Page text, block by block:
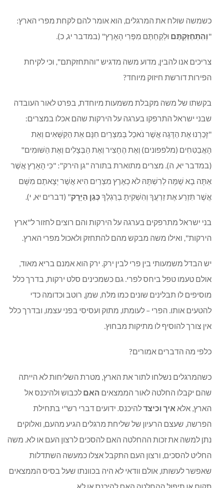
כשמשה שולח את המרגלים, הוא אומר להם לקחת מפרי הארץ:
"וְהִתְחַזַּקְתֶּם וּלְקַחְתֶּם מִפְּרִי הָאָרֶץ" (במדבר יג, כ).
צריכים אנו להבין, מדוע משה מדגיש "והתחזקתם", וכי לקיחת
הפירות דורשת חיזוק מיוחד?
בקשתו של משה מקבלת משמעות מיוחדת, בפרט לאור העובדה
שבני ישראל התרפקו בערגה על הירקות שהם אכלו במצרים:
"זָכַרְנוּ אֶת הַדָּגָה אֲשֶׁר נֹאכַל בְּמִצְרַיִם חִנָּם אֵת הַקִּשֻּׁאִים וְאֵת
הָאֲבַטִּחִים (מלפפונים) וְאֶת הֶחָצִיר וְאֶת הַבְּצָלִים וְאֶת הַשּׁוּמִים"
(במדבר יא, ה). מצרים מתוארת בתורה "גן הירק": "כִּי הָאָרֶץ אֲשֶׁר
אַתָּה בָא שָׁמָּה לְרִשְׁתָּהּ לֹא כְאֶרֶץ מִצְרַיִם הִיא אֲשֶׁר יְצָאתֶם מִשָּׁם
אֲשֶׁר תִּזְרַע אֶת זַרְעֲךָ וְהִשְׁקִיתָ בְרַגְלְךָ כְּגַן הַיָּרָק" (דברים יא, י).
בני ישראל מתרפקים בערגה על הירקות והם רוצים לחזור ל"ארץ
הירקות", ואילו משה מבקש מהם להתחזק ולאכול מפרי הארץ.
יש הבדל משמעותי בין פרי לבין ירק. ירק הוא אמנם בריא מאוד,
אולם טעמו טפל ביחס לפרי. גם כשמכינים סלט ירקות, בדרך כלל
מוסיפים לו תבלינים שונים כמו מלח, שמן, רוטב וכדומה כדי
להטעים אותו. הפרי – לעומתו, מתוק ועסיסי בפני עצמו, ובדרך כלל
אין צורך להוסיף לו מתיקות מבחוץ.
כלפי מה הדברים אמורים?
כשהמרגלים נשלחו לתור את הארץ, מטרת השליחות לא הייתה
שהם יקבלו החלטה לאור הממצאים האם לכבוש ולהיכנס אל
הארץ, אלא איך וכיצדלהיכנס. ידועים דברי רש"י בתחילת
הפרשה, שעצם הרעיון של שליחת מרגלים הגיע מהעם, ואלוקים
נתן למשה את זכות ההחלטה האם להסכים לרצון העם או לא. משה
החליט להסכים, ורצון העם התקבל אצלו כמעשה השתדלות
שאפשר לעשותו, אולם וודאי לא היה בכוונתו שעל בסיס הממצאים